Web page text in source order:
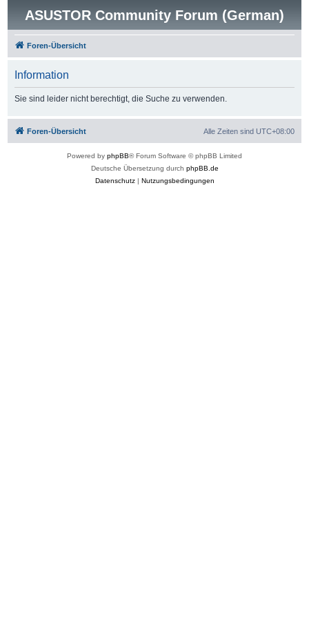
ASUSTOR Community Forum (German)
Foren-Übersicht
Information
Sie sind leider nicht berechtigt, die Suche zu verwenden.
Foren-Übersicht Alle Zeiten sind UTC+08:00
Powered by phpBB® Forum Software © phpBB Limited
Deutsche Übersetzung durch phpBB.de
Datenschutz| Nutzungsbedingungen